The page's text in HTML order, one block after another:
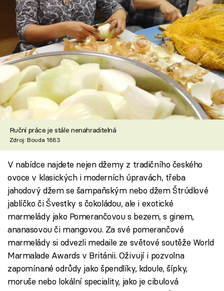
Ruční práce je stále nenahraditelná
Zdroj: Bouda 1883
V nabídce najdete nejen džemy z tradičního českého
ovoce v klasických i moderních úpravách, třeba
jahodový džem se šampaňským nebo džem Štrúdlové
jablíčko či Švestky s čokoládou, ale i exotické
marmelády jako Pomerančovou s bezem, s ginem,
ananasovou či mangovou. Za své pomerančové
marmelády si odvezli medaile ze světové soutěže World
Marmalade Awards v Británii. Oživují i pozvolna
zapomínané odrůdy jako špendlíky, kdoule, šípky,
moruše nebo lokální speciality, jako je cibulová